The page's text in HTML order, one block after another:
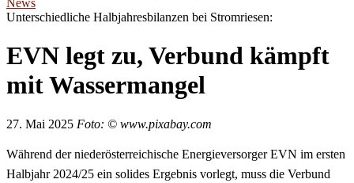
News
Unterschiedliche Halbjahresbilanzen bei Stromriesen:
EVN legt zu, Verbund kämpft
mit Wassermangel
27. Mai 2025 Foto: © www.pixabay.com
Während der niederösterreichische Energieversorger EVN im ersten
Halbjahr 2024/25 ein solides Ergebnis vorlegt, muss die Verbund